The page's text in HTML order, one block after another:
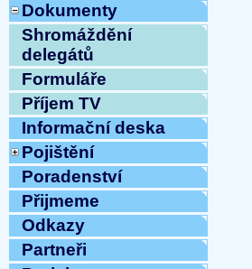
Dokumenty
Shromáždění
delegátů
Formuláře
Příjem TV
Informační deska
Pojištění
Poradenství
Přijmeme
Odkazy
Partneři